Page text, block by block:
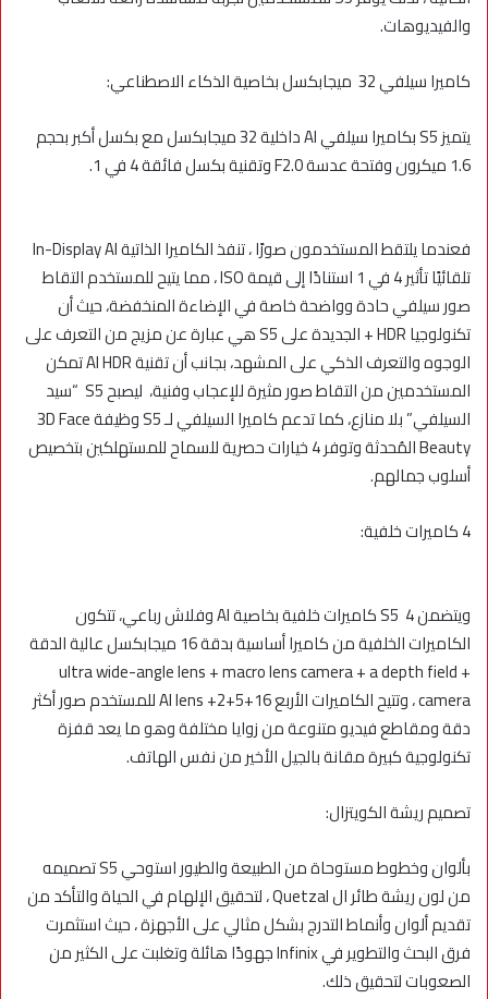
والفيديوهات.
كاميرا سيلفي 32 ميجابكسل بخاصية الذكاء الاصطناعي:
يتميز S5 بكاميرا سيلفي AI داخلية 32 ميجابكسل مع بكسل أكبر بحجم
1.6 ميكرون وفتحة عدسة F2.0 وتقنية بكسل فائقة 4 في 1.
فعندما يلتقط المستخدمون صورًا ، تنفذ الكاميرا الذاتية In-Display AI
تلقائيًا تأثير 4 في 1 استنادًا إلى قيمة ISO ، مما يتيح للمستخدم التقاط
صور سيلفي حادة وواضحة خاصة في الإضاءة المنخفضة، حيث أن
تكنولوجيا HDR + الجديدة على S5 هي عبارة عن مزيج من التعرف على
الوجوه والتعرف الذكي على المشهد، بجانب أن تقنية AI HDR تمكن
المستخدمين من التقاط صور مثيرة للإعجاب وفنية، ليصبح S5 “سيد
السيلفي” بلا منازع، كما تدعم كاميرا السيلفي لـ S5 وظيفة 3D Face
Beauty المُحدثة وتوفر 4 خيارات حصرية للسماح للمستهلكين بتخصيص
أسلوب جمالهم.
4 كاميرات خلفية:
ويتضمن S5 4 كاميرات خلفية بخاصية AI وفلاش رباعي، تتكون
الكاميرات الخلفية من كاميرا أساسية بدقة 16 ميجابكسل عالية الدقة
+ ultra wide-angle lens + macro lens camera + a depth field
camera ، وتتيح الكاميرات الأربع 16+5+2+ AI lens للمستخدم صور أكثر
دقة ومقاطع فيديو متنوعة من زوايا مختلفة وهو ما يعد قفزة
تكنولوجية كبيرة مقانة بالجيل الأخير من نفس الهاتف.
تصميم ريشة الكويتزال:
بألوان وخطوط مستوحاة من الطبيعة والطيور استوحي S5 تصميمه
من لون ريشة طائر ال Quetzal ، لتحقيق الإلهام في الحياة والتأكد من
تقديم ألوان وأنماط التدرج بشكل مثالي على الأجهزة ، حيث استثمرت
فرق البحث والتطوير في Infinix جهودًا هائلة وتغلبت على الكثير من
الصعوبات لتحقيق ذلك.